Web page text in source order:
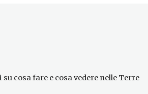
cosa fare e cosa vedere nelle Terre